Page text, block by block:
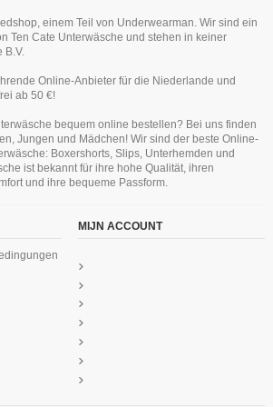
Schwartz
Ten Cate Basic women hipster lace
black
11,99 €
waist 4
Ten Cate Herren Thermo-Shirt
Langarm Marineblau
42,99 €
10-18Y
24,99 €
Hipster
Ten Cate Basic men slip 2 pack antra
melee
22,49 €
einem Teil von Underwearman. Wir sind ein
Ten Cate Unterwäsche und stehen in keiner
B.V.
Online-Anbieter für die Niederlande und
ab 50 €!
bequem online bestellen? Bei uns finden
Jungen und Mädchen! Wir sind der beste Online-
Boxershorts, Slips, Unterhemden und
ist bekannt für ihre hohe Qualität, ihren
und ihre bequeme Passform.
MIJN ACCOUNT